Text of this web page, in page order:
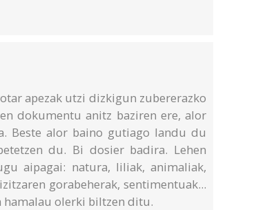
apezak utzi dizkigun zubererazko
dokumentu anitz baziren ere, alor
Beste alor baino gutiago landu du
du. Bi dosier badira. Lehen
aipagai: natura, liliak, animaliak,
gorabeherak, sentimentuak...
olerki biltzen ditu.